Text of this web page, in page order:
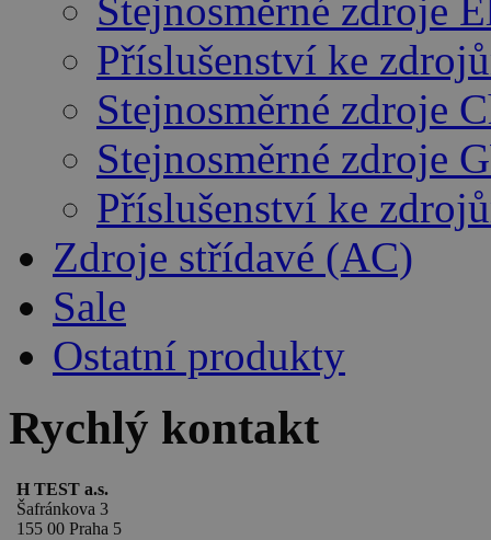
Stejnosměrné zdroje
Příslušenství ke
Stejnosměrné zdroje
Stejnosměrné zdroje
Příslušenství ke
Zdroje střídavé (AC)
Sale
Ostatní produkty
Rychlý kontakt
H TEST a.s.
Šafránkova 3
155 00 Praha 5